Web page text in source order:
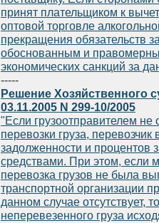
принят плательщиком к
оптовой торговле
прекращения обязательств
обоснованным и
экономических санкций за
-----
Решение Хозяйственного
03.11.2005 N 299-10/2005
"Если грузоотправителем не
перевозки груза,
задолженности и
средствами. При этом, если
перевозка грузов не была
транспортной организации
данном случае отсутствует,
неперевезенного груза